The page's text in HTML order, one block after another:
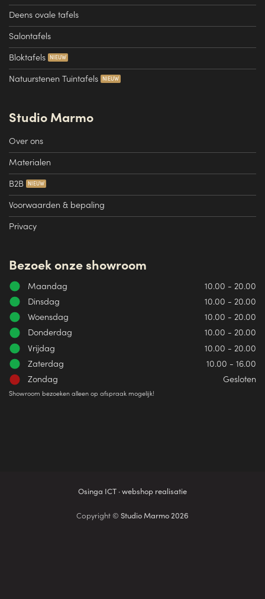
Deens ovale tafels
Salontafels
Bloktafels
Natuurstenen Tuintafels
Studio Marmo
Over ons
Materialen
B2B
Voorwaarden & bepaling
Privacy
Bezoek onze showroom
Maandag
10.00 - 20.00
Dinsdag
10.00 - 20.00
Woensdag
10.00 - 20.00
Donderdag
10.00 - 20.00
Vrijdag
10.00 - 20.00
Zaterdag
10.00 - 16.00
Zondag
Gesloten
Showroom bezoeken alleen op afspraak mogelijk!
Osinga ICT · webshop realisatie
Copyright © Studio Marmo 2026